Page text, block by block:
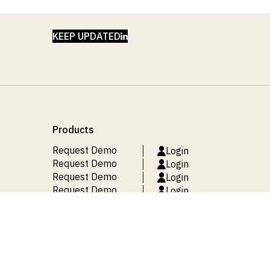
KEEP UPDATEDLINKEDIN
Products
Request Demo
Login
Request Demo
Login
Request Demo
Login
Request Demo
Login